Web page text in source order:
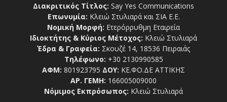
Διακριτικός Τίτλος: Say Yes Communications
Επωνυμία: Κλειώ Στυλιαρά και ΣΙΑ Ε.Ε.
Νομική Μορφή: Ετερόρρυθμη Εταιρεία
Ιδιοκτήτης & Κύριος Μέτοχος: Κλειώ Στυλιαρά
Έδρα & Γραφεία: Σκουζέ 14, 18536 Πειραιάς
Τηλέφωνο: +30 2130990585
ΑΦΜ: 801923795 ΔΟΥ: ΚΕ.ΦΟ.ΔΕ ΑΤΤΙΚΗΣ
ΑΡ. ΓΕΜΗ: 166005009000
Νόμιμος Εκπρόσωπος: Κλειώ Στυλιαρά